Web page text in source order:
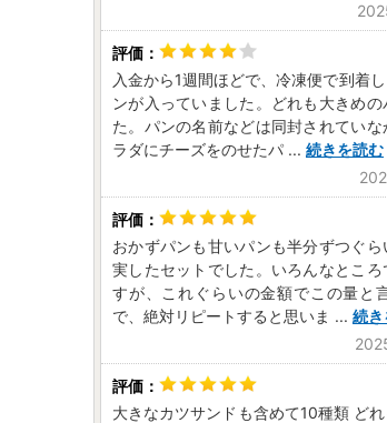
入金から1週間ほどで、冷凍便で到着
ンが入っていました。どれも大きめ
た。パンの名前などは同封されてい
ラダにチーズをのせたパ ... 続きを読む
おかずパンも甘いパンも半分ずつぐ
実したセットでした。いろんなとこ
すが、これぐらいの金額でこの量と
で、絶対リピートすると思いま ... 続
大きなカツサンドも含めて10種類 ど